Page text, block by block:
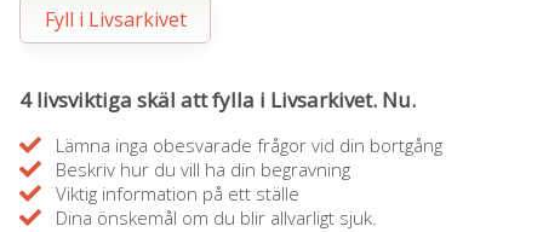
Fyll i Livsarkivet
4 livsviktiga skäl att fylla i Livsarkivet. Nu.
Lämna inga obesvarade frågor vid din bortgång
Beskriv hur du vill ha din begravning
Viktig information på ett ställe
Dina önskemål om du blir allvarligt sjuk.